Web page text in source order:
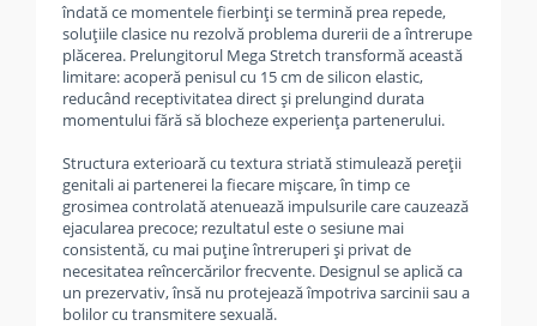
îndată ce momentele fierbinți se termină prea repede,
soluțiile clasice nu rezolvă problema durerii de a întrerupe
plăcerea. Prelungitorul Mega Stretch transformă această
limitare: acoperă penisul cu 15 cm de silicon elastic,
reducând receptivitatea direct și prelungind durata
momentului fără să blocheze experiența partenerului.
Structura exterioară cu textura striată stimulează pereții
genitali ai partenerei la fiecare mișcare, în timp ce
grosimea controlată atenuează impulsurile care cauzează
ejacularea precoce; rezultatul este o sesiune mai
consistentă, cu mai puține întreruperi și privat de
necesitatea reîncercărilor frecvente. Designul se aplică ca
un prezervativ, însă nu protejează împotriva sarcinii sau a
bolilor cu transmitere sexuală.